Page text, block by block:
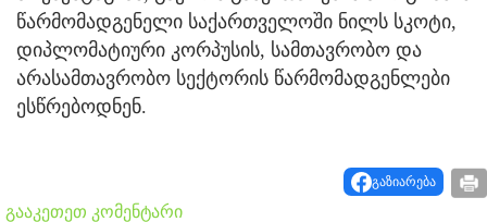
წარმომადგენელი საქართველოში ნილს სკოტი,
დიპლომატიური კორპუსის, სამთავრობო და
არასამთავრობო სექტორის წარმომადგენლები
ესწრებოდნენ.
გაზიარება
გააკეთეთ კომენტარი